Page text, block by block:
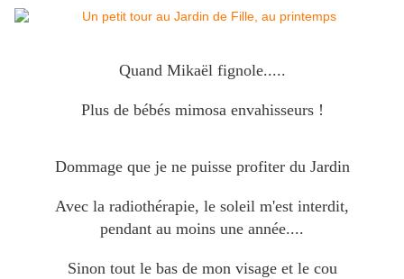
Quand Mikaël fignole.....
Plus de bébés mimosa envahisseurs !
Dommage que je ne puisse profiter du Jardin
Avec la radiothérapie, le soleil m'est interdit,
pendant au moins une année....
Sinon tout le bas de mon visage et le cou